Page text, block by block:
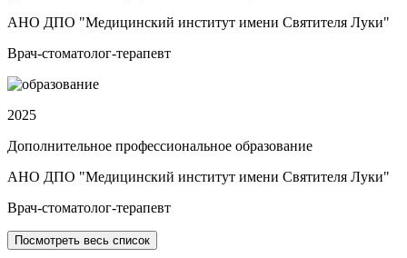
АНО ДПО "Медицинский институт имени Святителя Луки"
Врач-стоматолог-терапевт
2025
Дополнительное профессиональное образование
АНО ДПО "Медицинский институт имени Святителя Луки"
Врач-стоматолог-терапевт
Посмотреть весь список